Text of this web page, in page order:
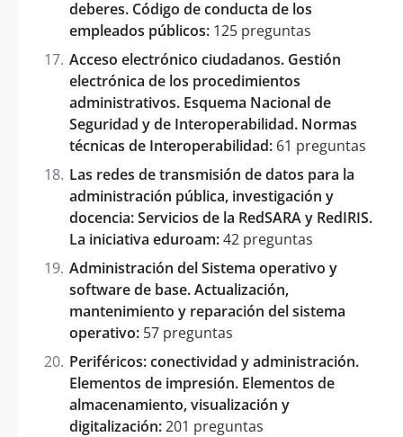
deberes. Código de conducta de los
empleados públicos: 125 preguntas
Acceso electrónico ciudadanos. Gestión
electrónica de los procedimientos
administrativos. Esquema Nacional de
Seguridad y de Interoperabilidad. Normas
técnicas de Interoperabilidad: 61 preguntas
Las redes de transmisión de datos para la
administración pública, investigación y
docencia: Servicios de la RedSARA y RedIRIS.
La iniciativa eduroam:42 preguntas
Administración del Sistema operativo y
software de base. Actualización,
mantenimiento y reparación del sistema
operativo: 57 preguntas
Periféricos: conectividad y administración.
Elementos de impresión. Elementos de
almacenamiento, visualización y
digitalización:201 preguntas